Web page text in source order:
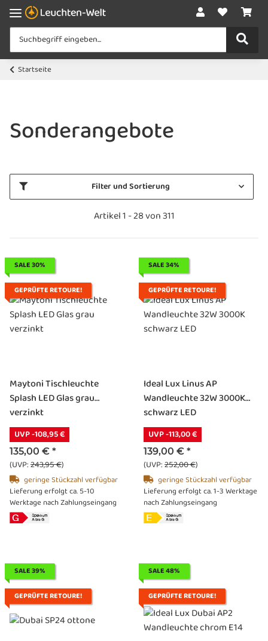
Startseite
Sonderangebote
Filter und Sortierung
Artikel 1 - 28 von 311
SALE 30%
GEPRÜFTE RETOURE!
Maytoni Tischleuchte
Splash LED Glas grau
verzinkt
UVP -108,95 €
135,00 € *
(UVP:243,95 €)
geringe Stückzahl verfügbar
Lieferung erfolgt ca. 5-10
Werktage nach Zahlungseingang
SALE 34%
GEPRÜFTE RETOURE!
Ideal Lux Linus AP
Wandleuchte 32W 3000K
schwarz LED
UVP -113,00 €
139,00 € *
(UVP:252,00 €)
geringe Stückzahl verfügbar
Lieferung erfolgt ca. 1-3 Werktage
nach Zahlungseingang
SALE 39%
GEPRÜFTE RETOURE!
SALE 48%
GEPRÜFTE RETOURE!